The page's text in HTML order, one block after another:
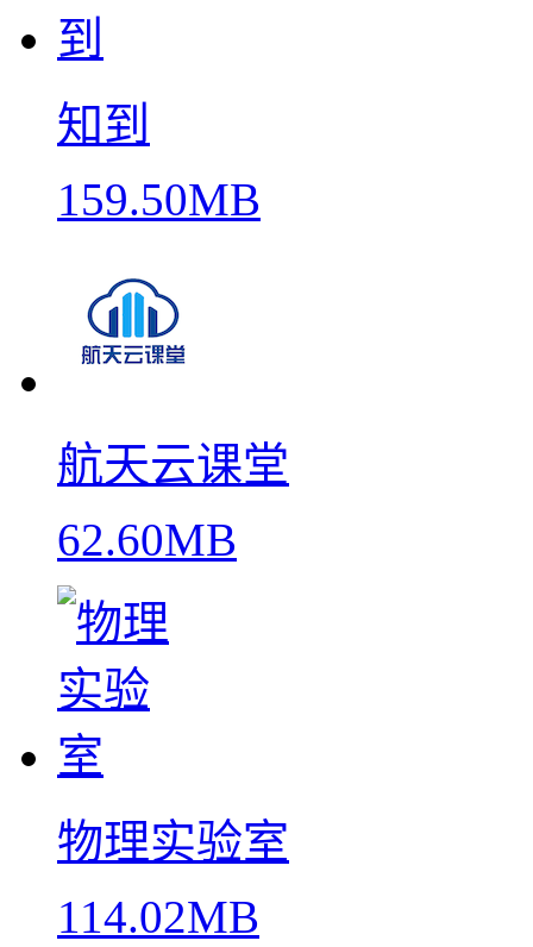
知到
159.50MB
航天云课堂
62.60MB
物理实验室
114.02MB